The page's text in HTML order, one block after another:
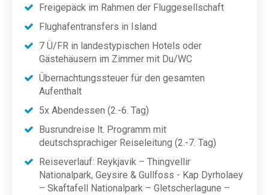
Freigepäck im Rahmen der Fluggesellschaft
Flughafentransfers in Island
7 Ü/FR in landestypischen Hotels oder
Gästehäusern im Zimmer mit Du/WC
Übernachtungssteuer für den gesamten
Aufenthalt
5x Abendessen (2.-6. Tag)
Busrundreise lt. Programm mit
deutschsprachiger Reiseleitung (2.-7. Tag)
Reiseverlauf: Reykjavik – Thingvellir
Nationalpark, Geysire & Gullfoss - Kap Dyrholaey
– Skaftafell Nationalpark – Gletscherlagune –